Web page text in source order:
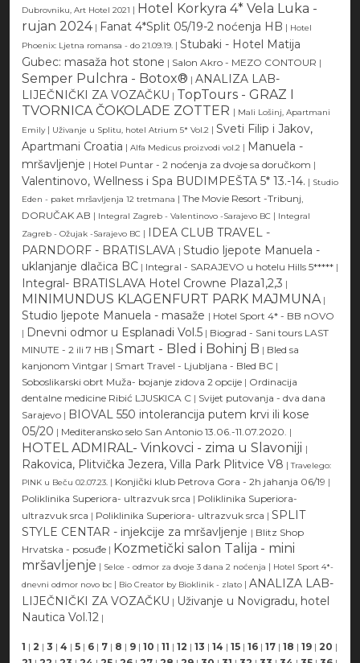
Dubrovniku, Art Hotel 2021 | Hotel Korkyra 4* Vela Luka -
rujan 2024 | Fanat 4*Split 05/19-2 noćenja HB | Hotel
Phoenix: Ljetna romansa - do 21.09.19. | Stubaki - Hotel Matija
Gubec: masaža hot stone | Salon Akro - MEZO CONTOUR |
Semper Pulchra - Botox® | ANALIZA LAB-
LIJEČNIČKI ZA VOZAČKU | TopTours - GRAZ I
TVORNICA ČOKOLADE ZOTTER | Mali Lošinj, Apartmani
Emily | Uživanje u Splitu, hotel Atrium 5* Vol.2 | Sveti Filip i Jakov,
Apartmani Croatia | Alfa Medicus proizvodi vol.2 | Manuela -
mršavljenje | Hotel Puntar - 2 noćenja za dvoje sa doručkom |
Valentinovo, Wellness i Spa BUDIMPEŠTA 5* 13.-14. | Studio
Eden - paket mršavljenja 12 tretmana | The Movie Resort -Tribunj,
DORUČAK AB | Integral Zagreb - Valentinovo -Sarajevo BC | Integral
Zagreb - Ožujak -Sarajevo BC | IDEA CLUB TRAVEL -
PARNDORF - BRATISLAVA | Studio ljepote Manuela -
uklanjanje dlačica BC | Integral - SARAJEVO u hotelu Hills 5***** |
Integral- BRATISLAVA Hotel Crowne Plaza1,2,3 |
MINIMUNDUS KLAGENFURT PARK MAJMUNA |
Studio ljepote Manuela - masaže | Hotel Sport 4* - BB nOVO
| Dnevni odmor u Esplanadi Vol.5 | Biograd - Sani tours LAST
MINUTE - 2 ili 7 HB | Smart - Bled i Bohinj B | Bled sa
kanjonom Vintgar | Smart Travel - Ljubljana - Bled BC |
Soboslikarski obrt Muža- bojanje zidova 2 opcije | Ordinacija
dentalne medicine Ribić LJUSKICA C | Svijet putovanja - dva dana
Sarajevo | BIOVAL 550 intolerancija putem krvi ili kose
05/20 | Mediteransko selo San Antonio 13.06.-11.07.2020. |
HOTEL ADMIRAL- Vinkovci - zima u Slavoniji |
Rakovica, Plitvička Jezera, Villa Park Plitvice V8 | Travelego:
PINK u Beču 02.07.23. | Konjički klub Petrova Gora - 2h jahanja 06/19 |
Poliklinika Superiora- ultrazvuk srca | Poliklinika Superiora-
ultrazvuk srca | Poliklinika Superiora- ultrazvuk srca | SPLIT
STYLE CENTAR - injekcije za mršavljenje | Blitz Shop
Hrvatska - posuđe | Kozmetički salon Talija - mini
mršavljenje | Selce - odmor za dvoje 3 dana 2 noćenja | Hotel Sport 4*-
dnevni odmor novo bc | Bio Creator by Bioklinik - zlato | ANALIZA LAB-
LIJEČNIČKI ZA VOZAČKU | Uživanje u Novigradu, hotel
Nautica Vol.12 |
1 | 2 | 3 | 4 | 5 | 6 | 7 | 8 | 9 | 10 | 11 | 12 | 13 | 14 | 15 | 16 | 17 | 18 | 19 | 20 |